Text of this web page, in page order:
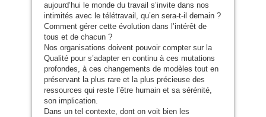
aujourd’hui le monde du travail s’invite dans nos
intimités avec le télétravail, qu’en sera-t-il demain ?
Comment gérer cette évolution dans l’intérêt de
tous et de chacun ?
Nos organisations doivent pouvoir compter sur la
Qualité pour s’adapter en continu à ces mutations
profondes, à ces changements de modèles tout en
préservant la plus rare et la plus précieuse des
ressources qui reste l’être humain et sa sérénité,
son implication.
Dans un tel contexte, dont on voit bien les